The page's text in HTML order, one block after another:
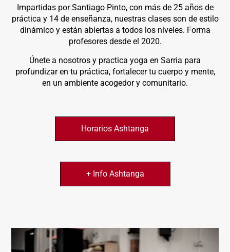
Impartidas por Santiago Pinto, con más de 25 años de
práctica y 14 de enseñanza, nuestras clases son de estilo
dinámico y están abiertas a todos los niveles. Forma
profesores desde el 2020.
Únete a nosotros y practica yoga en Sarria para
profundizar en tu práctica, fortalecer tu cuerpo y mente,
en un ambiente acogedor y comunitario.
Horarios Ashtanga
+ Info Ashtanga